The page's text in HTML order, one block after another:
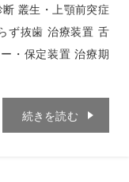
叢生・上顎前突症
ず抜歯 治療装置 舌
・保定装置 治療期
続きを読む